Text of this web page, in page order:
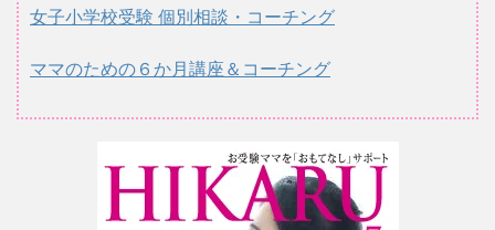
女子小学校受験 個別相談・コーチング
ママのための６か月講座＆コーチング